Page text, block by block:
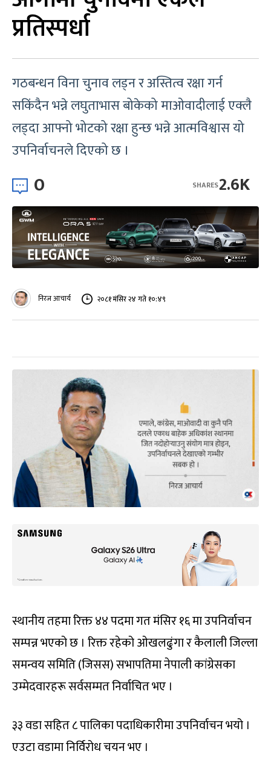
प्रतिस्पर्धा
गठबन्धन विना चुनाव लड्न र अस्तित्व रक्षा गर्न
सकिंदैन भन्ने लघुताभास बोकेको माओवादीलाई एक्लै
लड्दा आफ्नो भोटको रक्षा हुन्छ भन्ने आत्मविश्वास यो
उपनिर्वाचनले दिएको छ ।
0 2.6K
SHARES
निरज आचार्य २०८१ मंसिर २४ गते १०:४९
स्थानीय तहमा रिक्त ४४ पदमा गत मंसिर १६ मा उपनिर्वाचन
सम्पन्न भएको छ । रिक्त रहेको ओखलढुंगा र कैलाली जिल्ला
समन्वय समिति (जिसस) सभापतिमा नेपाली कांग्रेसका
उम्मेदवारहरू सर्वसम्मत निर्वाचित भए ।
३३ वडा सहित ८ पालिका पदाधिकारीमा उपनिर्वाचन भयो ।
एउटा वडामा निर्विरोध चयन भए ।